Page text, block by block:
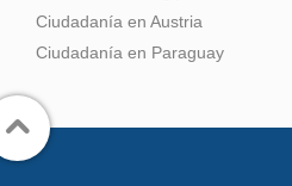
Ciudadanía en Austria
Ciudadanía en Paraguay